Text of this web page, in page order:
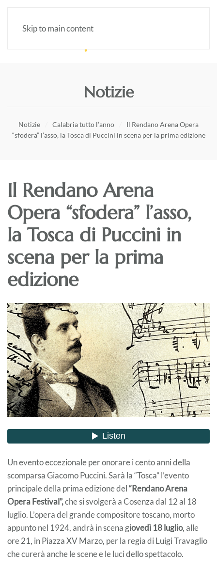
Skip to main content
Notizie
Notizie Calabria tutto l’anno
Il Rendano Arena Opera
“sfodera” l’asso, la Tosca di Puccini in scena per la prima edizione
Il Rendano Arena
Opera “sfodera” l’asso,
la Tosca di Puccini in
scena per la prima
edizione
Un evento eccezionale per onorare i cento anni della
scomparsa Giacomo Puccini. Sarà la “Tosca” l’evento
principale della prima edizione del“Rendano Arena
Opera Festival”,che si svolgerà a Cosenza dal 12 al 18
luglio. L’opera del grande compositore toscano, morto
appunto nel 1924, andrà in scena giovedì 18 luglio, alle
ore 21, in Piazza XV Marzo, per la regia di Luigi Travaglio
che curerà anche le scene e le luci dello spettacolo.